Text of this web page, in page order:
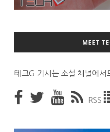
MEET
테크G 기사는 소셜 채널에서
RSS